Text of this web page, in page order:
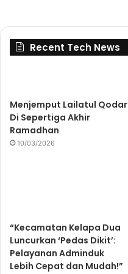
Recent Tech News
Menjemput Lailatul Qodar
Di Sepertiga Akhir
Ramadhan
10/03/2026
“Kecamatan Kelapa Dua
Luncurkan ‘Pedas Dikit’:
Pelayanan Adminduk
Lebih Cepat dan Mudah!”